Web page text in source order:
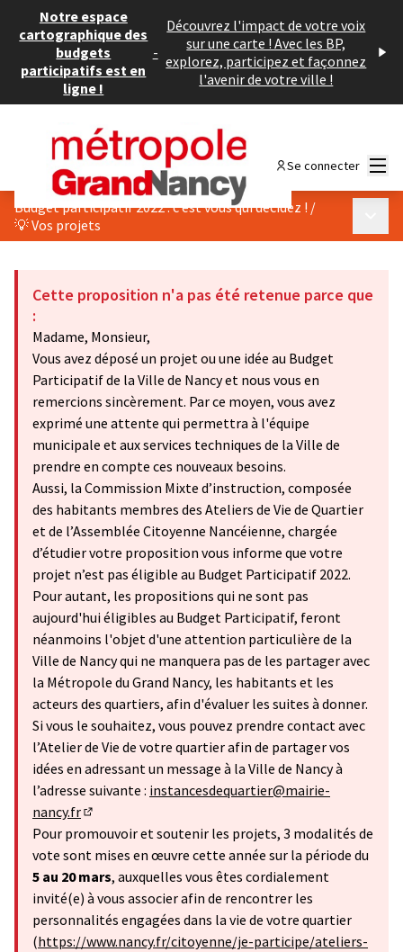
Notre espace
cartographique des
budgets
participatifs est en
ligne !
-
Découvrez l'impact de votre voix
sur une carte ! Avec les BP,
explorez, participez et façonnez
l'avenir de votre ville !
Se connecter
Budget participatif 2022 : c’est vous qui décidez ! /
💡 Vos projets
Cette proposition n'a pas été retenue parce que
:
Madame, Monsieur,
Vous avez déposé un projet ou une idée au Budget
Participatif de la Ville de Nancy et nous vous en
remercions sincèrement. Par ce moyen, vous avez
exprimé une attente qui permettra à l'équipe
municipale et aux services techniques de la Ville de
prendre en compte ces nouveaux besoins.
Aussi, la Commission Mixte d’instruction, composée
des habitants membres des Ateliers de Vie de Quartier
et de l’Assemblée Citoyenne Nancéienne, chargée
d’étudier votre proposition vous informe que votre
projet n’est pas éligible au Budget Participatif 2022.
Pour autant, les propositions qui ne sont pas
aujourd'hui éligibles au Budget Participatif, feront
néanmoins l'objet d'une attention particulière de la
Ville de Nancy qui ne manquera pas de les partager avec
la Métropole du Grand Nancy, les habitants et les
acteurs des quartiers, afin d'évaluer les suites à donner.
Si vous le souhaitez, vous pouvez prendre contact avec
l’Atelier de Vie de votre quartier afin de partager vos
idées en adressant un message à la Ville de Nancy à
l’adresse suivante : instancesdequartier@mairie-
nancy.fr
(S'ouvre dans un nouvel onglet)
Pour promouvoir et soutenir les projets, 3 modalités de
vote sont mises en œuvre cette année sur la période du
5 au 20 mars, auxquelles vous êtes cordialement
invité(e) à vous associer afin de rencontrer les
personnalités engagées dans la vie de votre quartier
(https://www.nancy.fr/citoyenne/je-participe/ateliers-